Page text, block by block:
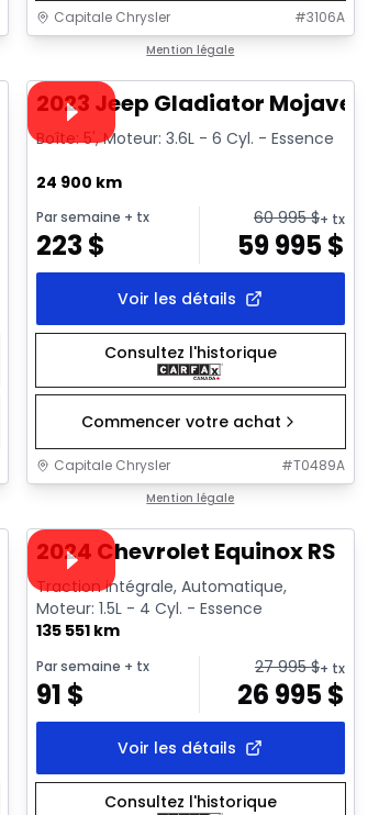
Capitale Chrysler #3106A
Mention légale
Vidéo disponible
Très bonne offre
2023 Jeep Gladiator Mojave
Boîte: 5', Moteur: 3.6L - 6 Cyl. - Essence
24 900 km
Par semaine + tx
223$
60 995$+ tx
59 995$
Voir les détails
Consultez l'historique
Commencer votre achat
Capitale Chrysler #T0489A
Mention légale
Vidéo disponible
Très bonne offre
2024 Chevrolet Equinox RS
Traction intégrale, Automatique,
Moteur: 1.5L - 4 Cyl. - Essence
135 551 km
Par semaine + tx
91 $
27 995$+ tx
26 995$
Voir les détails
Consultez l'historique